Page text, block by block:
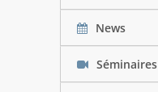
News
Séminaires